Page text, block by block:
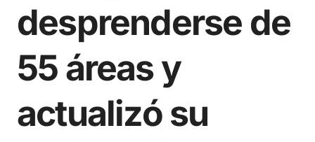
desprenderse de
55 áreas y
actualizó su